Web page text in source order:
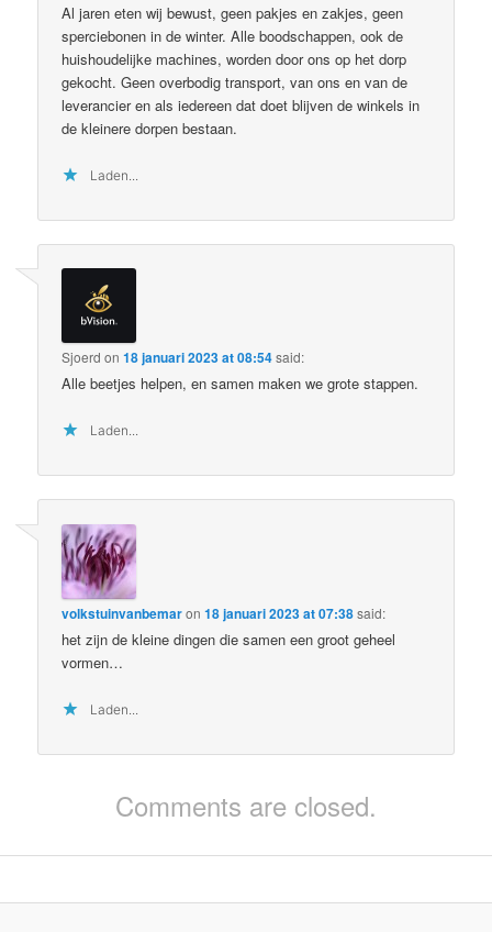
Al jaren eten wij bewust, geen pakjes en zakjes, geen
sperciebonen in de winter. Alle boodschappen, ook de
huishoudelijke machines, worden door ons op het dorp
gekocht. Geen overbodig transport, van ons en van de
leverancier en als iedereen dat doet blijven de winkels in
de kleinere dorpen bestaan.
Laden...
Sjoerd on18 januari 2023 at 08:54said:
Alle beetjes helpen, en samen maken we grote stappen.
Laden...
volkstuinvanbemaron18 januari 2023 at 07:38said:
het zijn de kleine dingen die samen een groot geheel
vormen…
Laden...
Comments are closed.